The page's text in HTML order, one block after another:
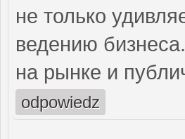
не только
ведению
на рынке и
odpowiedz